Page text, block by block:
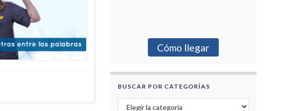
Cómo llegar
BUSCAR POR CATEGORÍAS
Buscar por categorías